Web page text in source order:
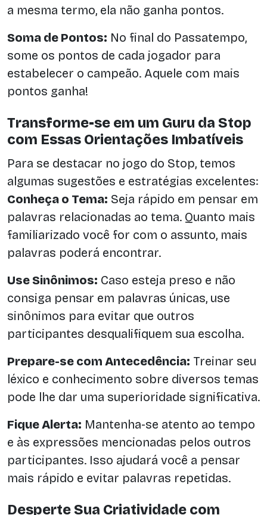
a mesma termo, ela não ganha pontos.
Soma de Pontos: No final do Passatempo,
some os pontos de cada jogador para
estabelecer o campeão. Aquele com mais
pontos ganha!
Transforme-se em um Guru da Stop
com Essas Orientações Imbatíveis
Para se destacar no jogo do Stop, temos
algumas sugestões e estratégias excelentes:
Conheça o Tema: Seja rápido em pensar em
palavras relacionadas ao tema. Quanto mais
familiarizado você for com o assunto, mais
palavras poderá encontrar.
Use Sinônimos: Caso esteja preso e não
consiga pensar em palavras únicas, use
sinônimos para evitar que outros
participantes desqualifiquem sua escolha.
Prepare-se com Antecedência: Treinar seu
léxico e conhecimento sobre diversos temas
pode lhe dar uma superioridade significativa.
Fique Alerta: Mantenha-se atento ao tempo
e às expressões mencionadas pelos outros
participantes. Isso ajudará você a pensar
mais rápido e evitar palavras repetidas.
Desperte Sua Criatividade com